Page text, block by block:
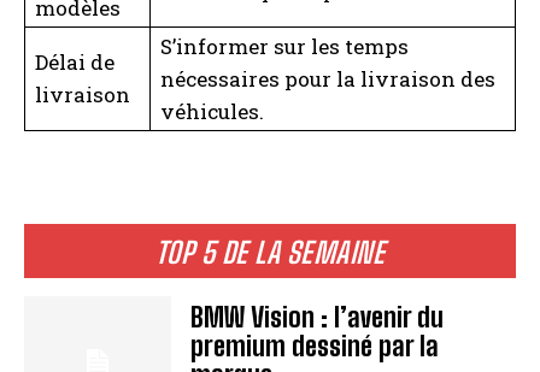
TOP 5 DE LA SEMAINE
BMW Vision : l’avenir du
premium dessiné par la
modèles
Délai de
livraison
S’informer sur les temps
nécessaires pour la livraison des
véhicules.